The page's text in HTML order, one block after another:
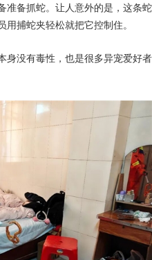
准备抓蛇。让人意外的是，这条蛇
捕蛇夹轻松就把它控制住。
身没有毒性，也是很多异宠爱好者